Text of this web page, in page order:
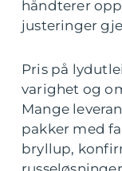
håndterer
justeringer
Pris på
varighet og
Mange
pakker med
bryllup,